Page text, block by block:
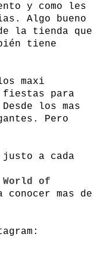
y como les
Algo bueno
la tienda que
tiene
maxi
para
los mas
Pero
a cada
World of
mas de